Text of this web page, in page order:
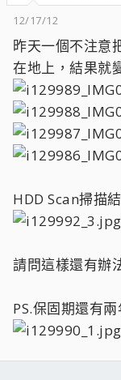
12/17/12
昨天一個不注意
在地上，結果就
HDD Scan掃描
請問這樣還有辦
PS.保固期還有